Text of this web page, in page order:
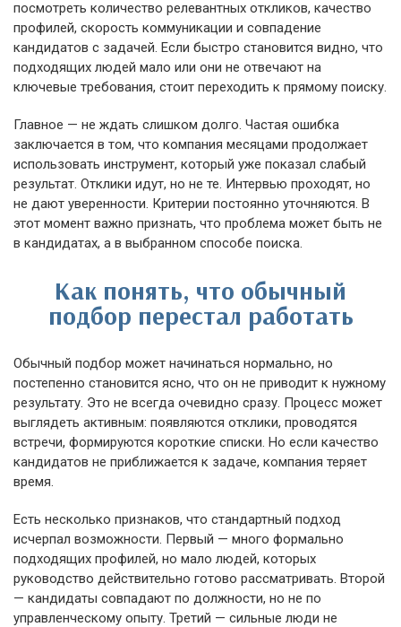
посмотреть количество релевантных откликов, качество
профилей, скорость коммуникации и совпадение
кандидатов с задачей. Если быстро становится видно, что
подходящих людей мало или они не отвечают на
ключевые требования, стоит переходить к прямому поиску.
Главное — не ждать слишком долго. Частая ошибка
заключается в том, что компания месяцами продолжает
использовать инструмент, который уже показал слабый
результат. Отклики идут, но не те. Интервью проходят, но
не дают уверенности. Критерии постоянно уточняются. В
этот момент важно признать, что проблема может быть не
в кандидатах, а в выбранном способе поиска.
Как понять, что обычный
подбор перестал работать
Обычный подбор может начинаться нормально, но
постепенно становится ясно, что он не приводит к нужному
результату. Это не всегда очевидно сразу. Процесс может
выглядеть активным: появляются отклики, проводятся
встречи, формируются короткие списки. Но если качество
кандидатов не приближается к задаче, компания теряет
время.
Есть несколько признаков, что стандартный подход
исчерпал возможности. Первый — много формально
подходящих профилей, но мало людей, которых
руководство действительно готово рассматривать. Второй
— кандидаты совпадают по должности, но не по
управленческому опыту. Третий — сильные люди не